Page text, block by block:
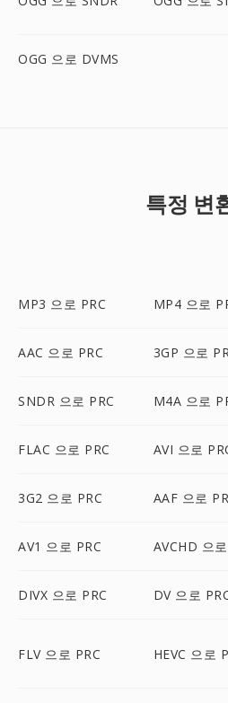
OGG 으로 DVMS
특정 변
MP3 으로 PRC MP4 으로
AAC 으로 PRC 3GP 으로
SNDR 으로 PRC M4A 으로
FLAC 으로 PRC AVI 으로
3G2 으로 PRC AAF 으로
AV1 으로 PRC AVCHD 으
DIVX 으로 PRC DV 으로
FLV 으로 PRC HEVC 으로